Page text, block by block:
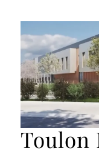
Toulon